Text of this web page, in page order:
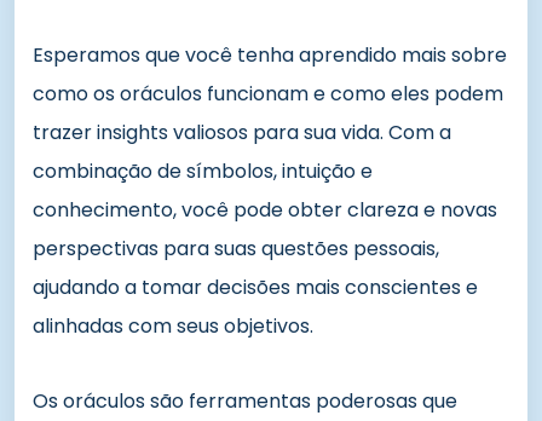
Esperamos que você tenha aprendido mais sobre
como os oráculos funcionam e como eles podem
trazer insights valiosos para sua vida. Com a
combinação de símbolos, intuição e
conhecimento, você pode obter clareza e novas
perspectivas para suas questões pessoais,
ajudando a tomar decisões mais conscientes e
alinhadas com seus objetivos.
Os oráculos são ferramentas poderosas que